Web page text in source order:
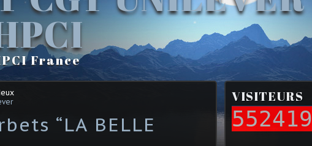
France
“LA BELLE
VISITEURS
552419